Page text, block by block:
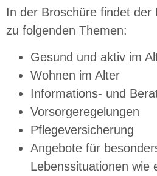
In der Broschüre findet der
zu folgenden Themen:
Gesund und aktiv im
Wohnen im Alter
Informations- und
Vorsorgeregelungen
Pflegeversicherung
Angebote für
Lebenssituationen wie